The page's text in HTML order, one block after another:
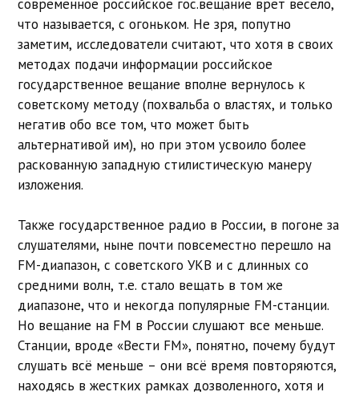
современное российское гос.вещание врет весело,
что называется, с огоньком. Не зря, попутно
заметим, исследователи считают, что хотя в своих
методах подачи информации российское
государственное вещание вполне вернулось к
советскому методу (похвальба о властях, и только
негатив обо все том, что может быть
альтернативой им), но при этом усвоило более
раскованную западную стилистическую манеру
изложения.
Также государственное радио в России, в погоне за
слушателями, ныне почти повсеместно перешло на
FM-диапазон, с советского УКВ и с длинных со
средними волн, т.е. стало вещать в том же
диапазоне, что и некогда популярные FM-станции.
Но вещание на FM в России слушают все меньше.
Станции, вроде «Вести FM», понятно, почему будут
слушать всё меньше – они всё время повторяются,
находясь в жестких рамках дозволенного, хотя и